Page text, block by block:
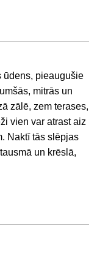
ūdens, pieaugušie
mitrās un
zālē, zem terases,
vien var atrast aiz
Naktī tās slēpjas
un krēslā,